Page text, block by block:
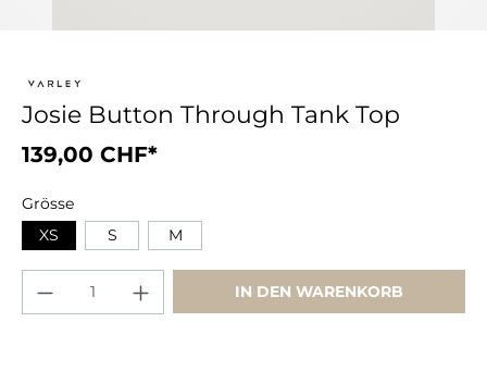
Josie Button Through Tank Top
139,00 CHF*
Grösse
XS
S M
IN DEN WARENKORB